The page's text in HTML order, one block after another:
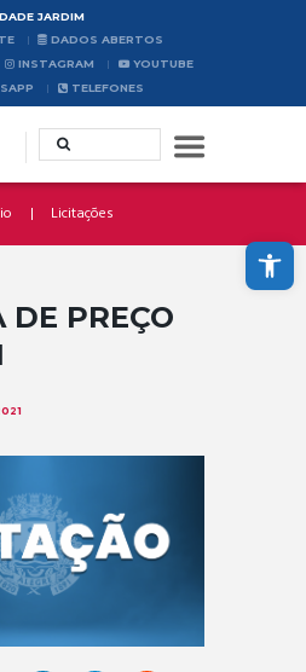
Abrir a barra de ferramentas
JARDIM
DADOS ABERTOS
INSTAGRAM
YOUTUBE
TELEFONES
Licitações
DE PREÇO